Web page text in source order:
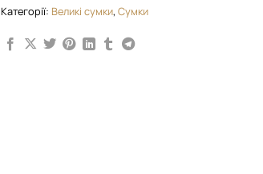
Категорії: Великі сумки, Сумки